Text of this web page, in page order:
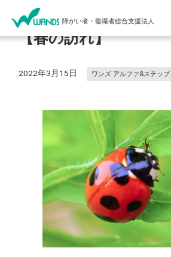
障がい者・復職者総合支援法人
【春の訪れ】
2022年3月15日 ワンズ アルファ&ステップ